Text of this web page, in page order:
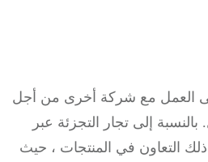
مع شركة أخرى من أجل
إلى تجار التجزئة عبر
في المنتجات ، حيث